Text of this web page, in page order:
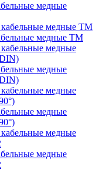
медные
медные ТМ
медные
медные
медные